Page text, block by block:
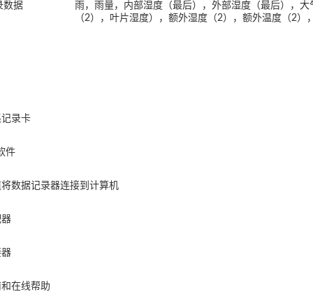
数据
雨，雨量，内部湿度（最后），外部湿度（最后），
（2），叶片湿度），额外湿度（2），额外温度（2
录卡
件
数据记录器连接到计算机
在线帮助